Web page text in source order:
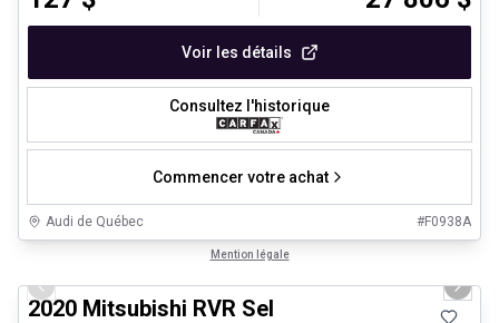
Voir les détails
Consultez l'historique
Commencer votre achat
Audi de Québec #F0938A
Mention légale
Véhicules d'occasion certifiés
Previous slide Next
2020 Mitsubishi RVR Sel